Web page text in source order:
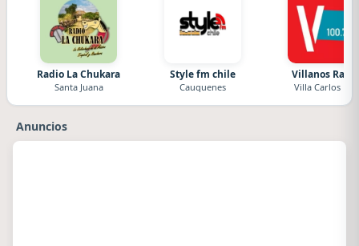
Radio La Chukara
Santa Juana
Style fm chile
Cauquenes
Villanos
Villa Carlos Paz
Anuncios